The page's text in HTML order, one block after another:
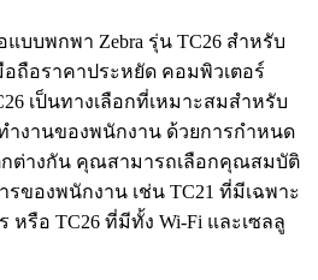
บบพกพา Zebra รุ่น TC26 สำหรับ
ถือราคาประหยัด คอมพิวเตอร์
เป็นทางเลือกที่เหมาะสมสำหรับ
ำงานของพนักงาน ด้วยการกำหนด
ต่างกัน คุณสามารถเลือกคุณสมบัติ
ของพนักงาน เช่น TC21 ที่มีเฉพาะ
หรือ TC26 ที่มีทั้ง Wi-Fi และเซลลู